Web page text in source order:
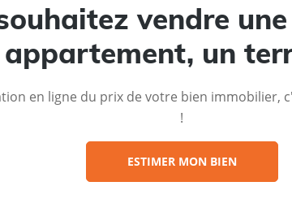
vendre
appartement, un
en ligne du prix de votre bien immobilier,
!
ESTIMER MON BIEN